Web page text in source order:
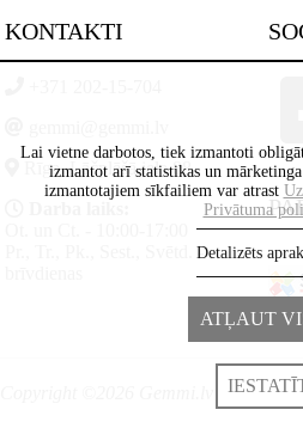
KONTAKTI
Rīga, Lāčplēšā iela 88
Pr., Tr., Pk., Sest., Svētd. -
Lai vietne darbotos, tiek izmantoti
izmantot arī statistikas un
izmantotajiem sīkfailiem var atrast
Privātuma
Detalizēts
ATĻAUT